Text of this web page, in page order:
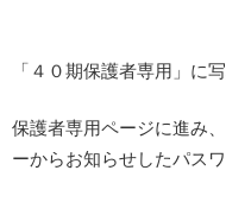
「４０期保護者専用」に
保護者専用ページに進み
ーからお知らせしたパス